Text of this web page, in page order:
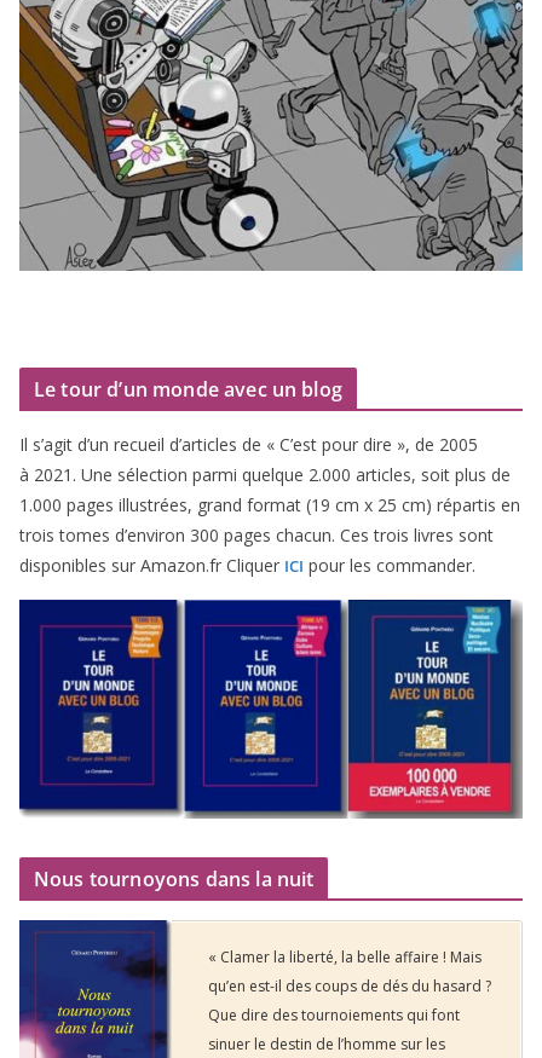
Le tour d’un monde avec un blog
Il s’agit d’un recueil d’ar­ticles de « C’est pour dire », de 2005
à 2021 . Une sélec­tion par­mi quelque 2.000 articles, soit plus de
1 .000 pages illus­trées, grand for­mat (19 cm x 25 cm) répar­tis en
trois tomes d’environ 300 pages cha­cun. Ces trois livres sont
dis­po­nibles sur Amazon​.fr Cliquer ICI pour les commander.
Nous tournoyons dans la nuit
« Clamer la liberté, la belle affaire ! Mais
qu’en est-il des coups de dés du hasard ?
Que dire des tournoiements qui font
sinuer le destin de l’homme sur les